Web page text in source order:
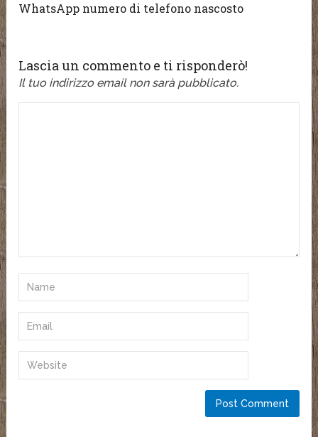
WhatsApp numero di telefono nascosto
Lascia un commento e ti risponderò!
Il tuo indirizzo email non sarà pubblicato.